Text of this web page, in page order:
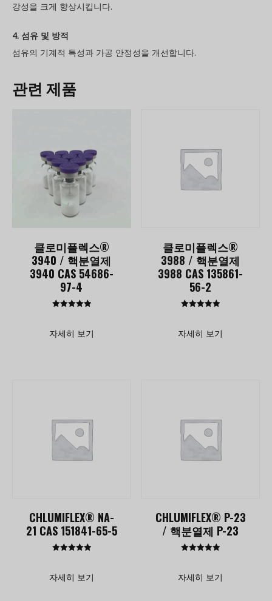
강성을 크게 향상시킵니다.
4. 섬유 및 방적
섬유의 기계적 특성과 가공 안정성을 개선합니다.
관련 제품
클로미플렉스®
3940 / 핵분열제
3940 CAS 54686-
97-4
5점 만점에
1점
자세히 보기
클로미플렉스®
3988 / 핵분열제
3988 CAS 135861-
56-2
5점 만점에
1점
자세히 보기
CHLUMIFLEX® NA-
21 CAS 151841-65-5
5점 만점에
1점
자세히 보기
CHLUMIFLEX® P-23
/ 핵분열제 P-23
5점 만점에
1점
자세히 보기